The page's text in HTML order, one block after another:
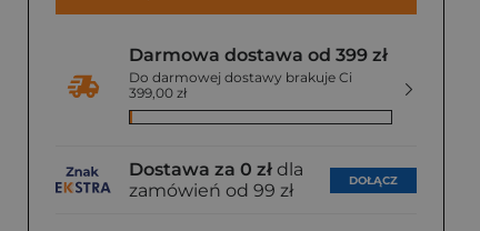
Darmowa dostawa od 399 zł
Do darmowej dostawy brakuje Ci
399,00 zł
Dostawa za 0 zł dla
zamówień od 99 zł
DOŁĄCZ